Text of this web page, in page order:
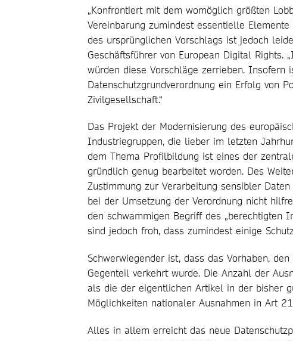
„Konfrontiert mit dem womöglich größten
Vereinbarung zumindest essentielle
des ursprünglichen Vorschlags ist jedoch
Geschäftsführer von European Digital
würden diese Vorschläge zerrieben. Insofern
Datenschutzgrundverordnung ein Erfolg von
Zivilgesellschaft.“
Das Projekt der Modernisierung des
Industriegruppen, die lieber im letzten
dem Thema Profilbildung ist eines der
gründlich genug bearbeitet worden. Des
Zustimmung zur Verarbeitung sensibler
bei der Umsetzung der Verordnung nicht
den schwammigen Begriff des „berechtigten
sind jedoch froh, dass zumindest einige
Schwerwiegender ist, dass das Vorhaben,
Gegenteil verkehrt wurde. Die Anzahl der
als die der eigentlichen Artikel in der bisher
Möglichkeiten nationaler Ausnahmen in Art
Alles in allem erreicht das neue